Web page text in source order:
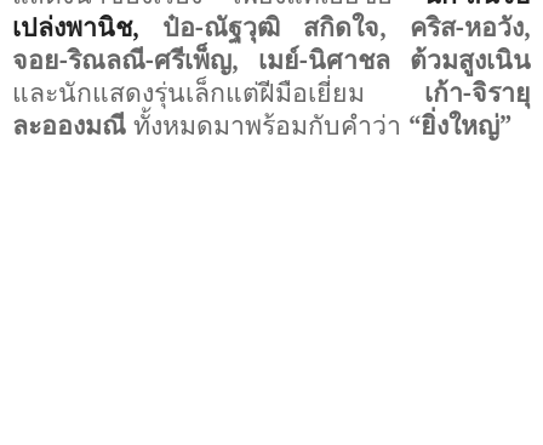
เปล่งพานิช,
ป๋อ-ณัฐวุฒิ สกิดใจ, คริส-หอวัง,
จอย-ริณลณี-ศรีเพ็ญ, เมย์-นิศาชล ต้วมสูงเนิน
และนักแสดงรุ่นเล็กแต่ฝีมือเยี่ยม เก้า-จิรายุ
ละอองมณี ทั้งหมดมาพร้อมกับคำว่า “ยิ่งใหญ่”